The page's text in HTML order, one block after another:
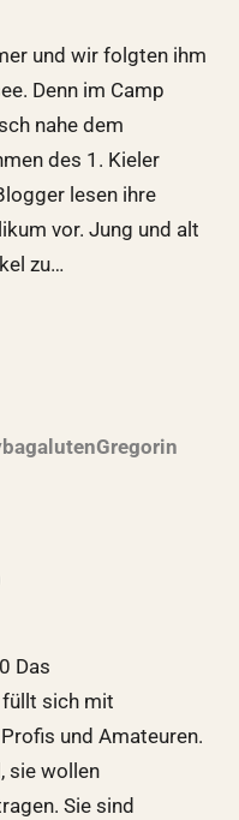
und wir folgten ihm
Denn im Camp
nahe dem
des 1. Kieler
lesen ihre
vor. Jung und alt
zu…
bagalutenGregorin
Das
sich mit
und Amateuren.
sie wollen
Sie sind